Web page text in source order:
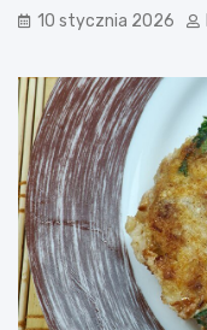
10 stycznia 2026